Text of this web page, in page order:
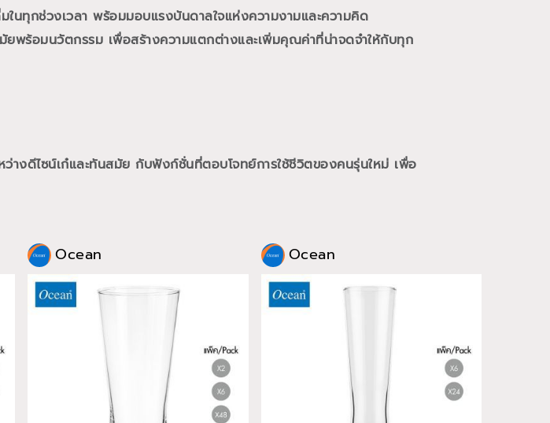
นทุกช่วงเวลา พร้อมมอบแรงบันดาลใจแห่งความงามและความคิด
ยพร้อมนวัตกรรม เพื่อสร้างความแตกต่างและเพิ่มคุณค่าที่น่าจดจำให้กับทุก
างดีไซน์เก๋และทันสมัย กับฟังก์ชั่นที่ตอบโจทย์การใช้ชีวิตของคนรุ่นใหม่ เพื่อ
Ocean Ocean